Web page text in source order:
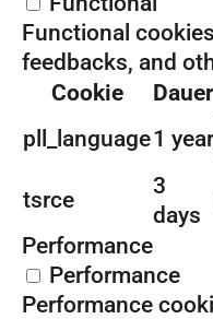
Functional
feedbacks, and
Cookie
Dauer
pll_language1 year
tsrce
3
days
Performance
Performance
Performance